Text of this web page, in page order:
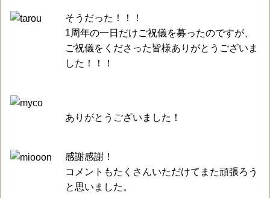
そうだった！！！
1周年の一日だけご祝儀を募ったのですが、
ご祝儀をくださった皆様ありがとうございま
した！！！
ありがとうございました！
感謝感謝！
コメントもたくさんいただけてまた頑張ろう
と思いました。